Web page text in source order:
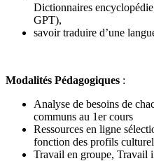
Dictionnaires
GPT),
savoir traduire d’une
Modalités Pédagogiques :
Analyse de besoins de
communs au 1er cours
Ressources en ligne
fonction des profils
Travail en groupe, Travail